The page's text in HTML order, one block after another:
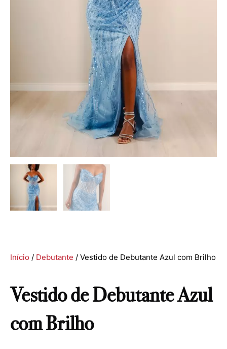
Início / Debutante / Vestido de Debutante Azul com Brilho
Vestido de Debutante Azul
com Brilho